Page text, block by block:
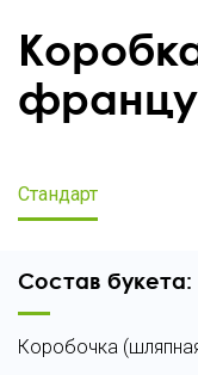
Стандарт
Состав букета:
Коробочка